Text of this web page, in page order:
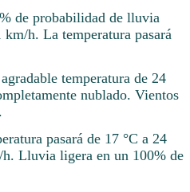
de probabilidad de lluvia
h. La temperatura pasará
temperatura de 24
nublado. Vientos
pasará de 17 °C a 24
Lluvia ligera en un 100% de